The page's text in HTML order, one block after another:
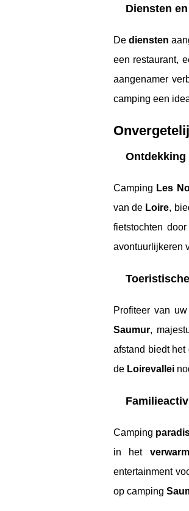
Diensten
Dediensten
een restaurant,
aangenamer
camping een
Camping Les
van de Loire,
fietstochten
avontuurlijkeren
Profiteer van
Saumur,
afstand biedt het
de Loirevallei
Camping
in het
entertainment
op camping